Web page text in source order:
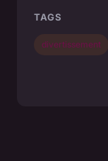
TAGS
divertissement